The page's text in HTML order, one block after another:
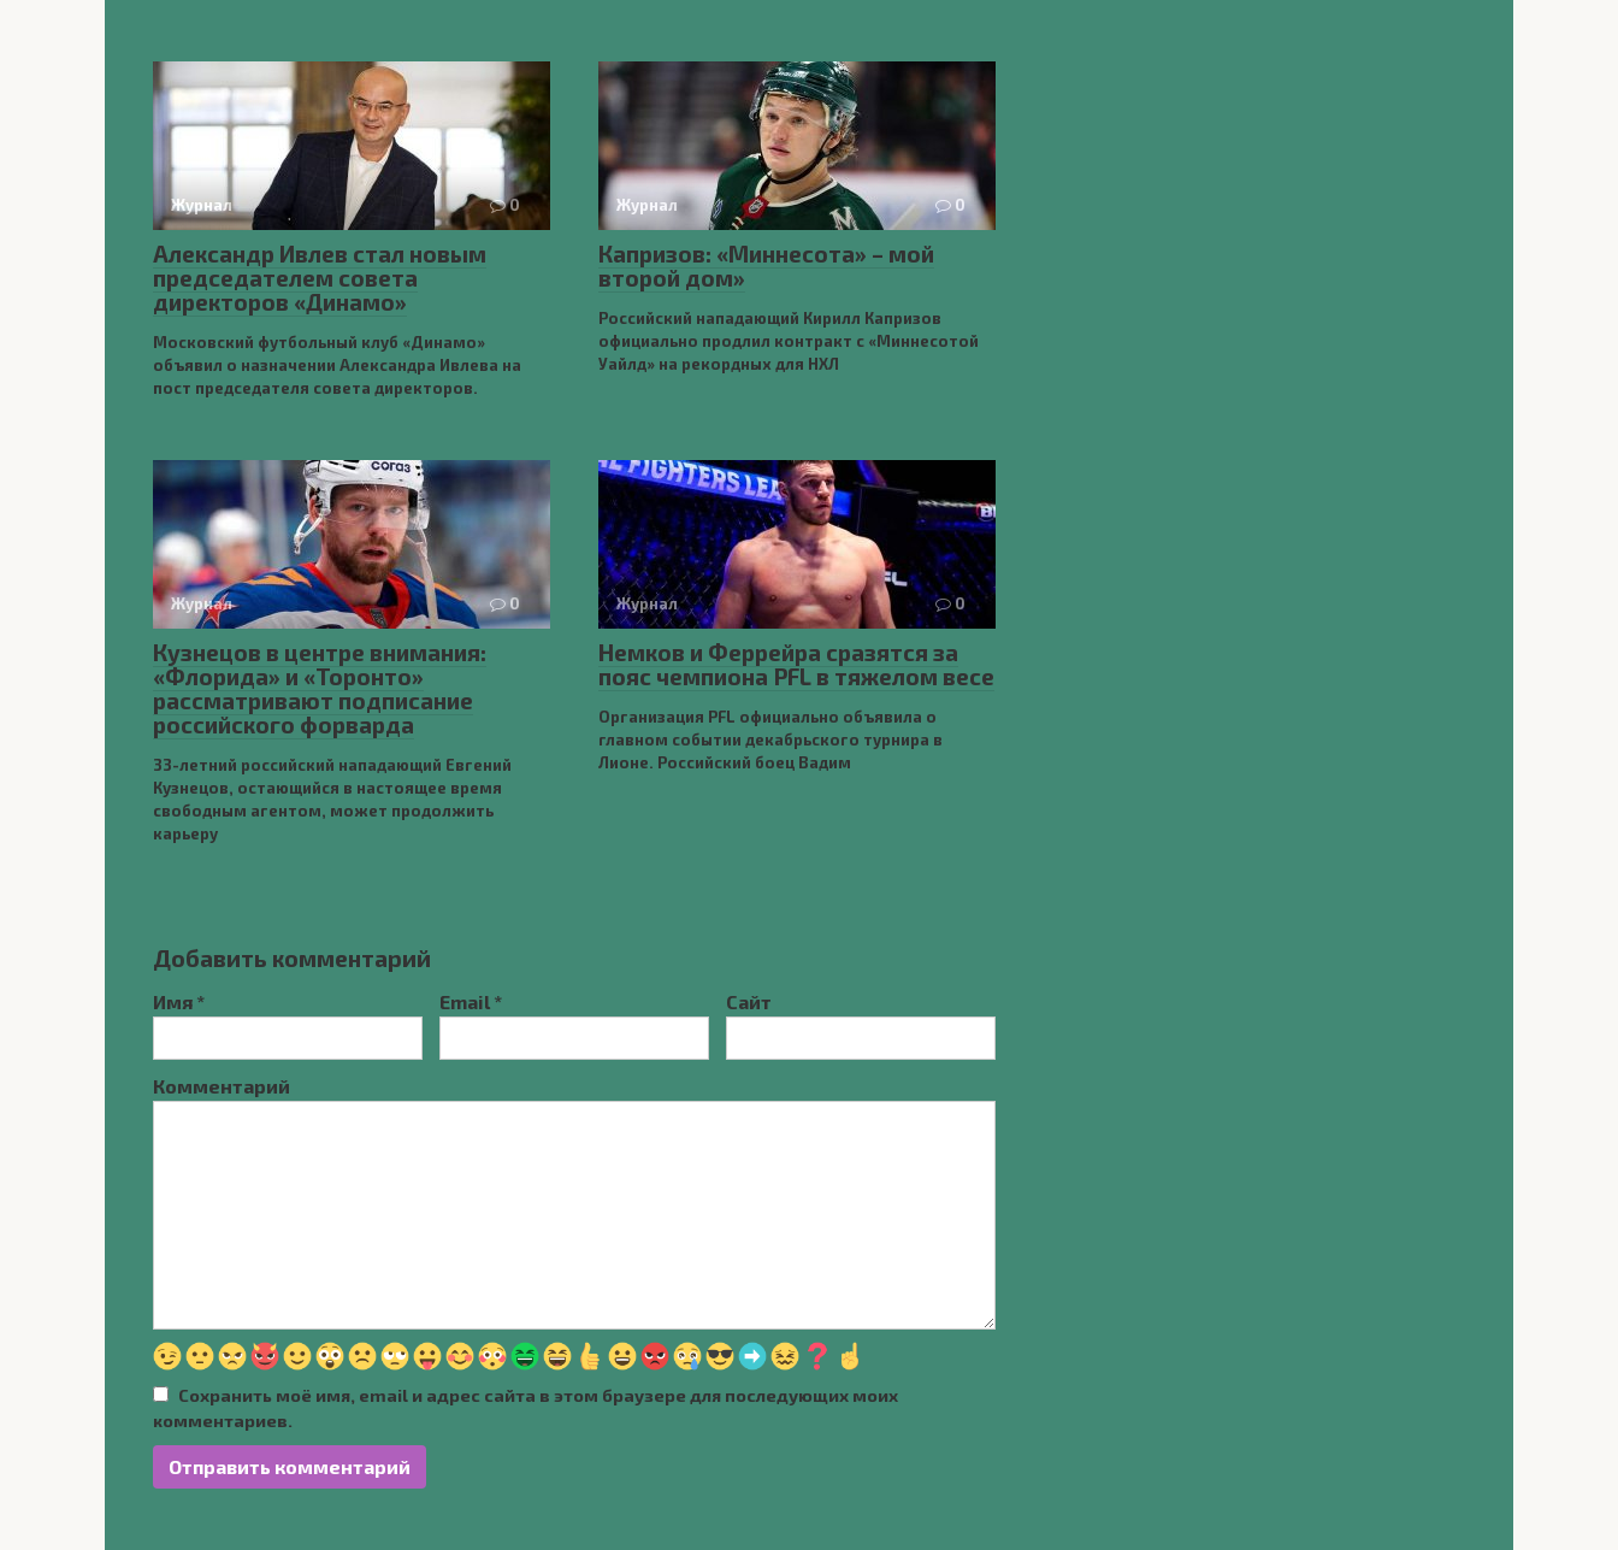
Журнал 0
Александр Ивлев стал новым
председателем совета
директоров «Динамо»
Московский футбольный клуб «Динамо»
объявил о назначении Александра Ивлева на
пост председателя совета директоров.
Журнал 0
Капризов: «Миннесота» – мой
второй дом»
Российский нападающий Кирилл Капризов
официально продлил контракт с «Миннесотой
Уайлд» на рекордных для НХЛ
Журнал 0
Кузнецов в центре внимания:
«Флорида» и «Торонто»
рассматривают подписание
российского форварда
33-летний российский нападающий Евгений
Кузнецов, остающийся в настоящее время
свободным агентом, может продолжить
карьеру
Журнал 0
Немков и Феррейра сразятся за
пояс чемпиона PFL в тяжелом весе
Организация PFL официально объявила о
главном событии декабрьского турнира в
Лионе. Российский боец Вадим
Добавить комментарий
Имя * Email * Сайт
Комментарий
Сохранить моё имя, email и адрес сайта в этом браузере для последующих моих
комментариев.